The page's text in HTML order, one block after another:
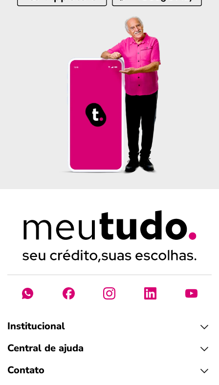
Institucional
Central de ajuda
Contato